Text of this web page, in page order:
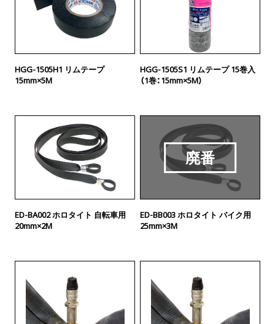
HGG-1505H1 リムテープ
15mm×5M
HGG-1505S1 リムテープ 15巻入
（1巻：15mm×5M）
ED-BA002 ホロタイト 自転車用
20mm×2M
廃番
ED-BB003 ホロタイト バイク用
25mm×3M